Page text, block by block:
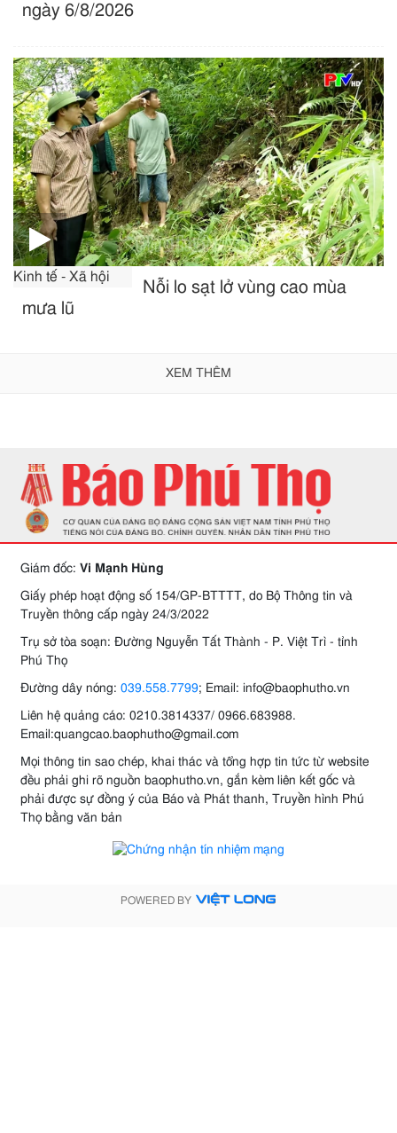
ngày 6/8/2026
Kinh tế - Xã hội
Nỗi lo sạt lở vùng cao mùa
mưa lũ
XEM THÊM
Giám đốc: Vi Mạnh Hùng
Giấy phép hoạt động số 154/GP-BTTTT, do Bộ Thông tin và
Truyền thông cấp ngày 24/3/2022
Trụ sở tòa soạn: Đường Nguyễn Tất Thành - P. Việt Trì - tỉnh
Phú Thọ
Đường dây nóng: 039.558.7799; Email: info@baophutho.vn
Liên hệ quảng cáo: 0210.3814337/ 0966.683988.
Email:quangcao.baophutho@gmail.com
Mọi thông tin sao chép, khai thác và tổng hợp tin tức từ website
đều phải ghi rõ nguồn baophutho.vn, gắn kèm liên kết gốc và
phải được sự đồng ý của Báo và Phát thanh, Truyền hình Phú
Thọ bằng văn bản
POWERED BY